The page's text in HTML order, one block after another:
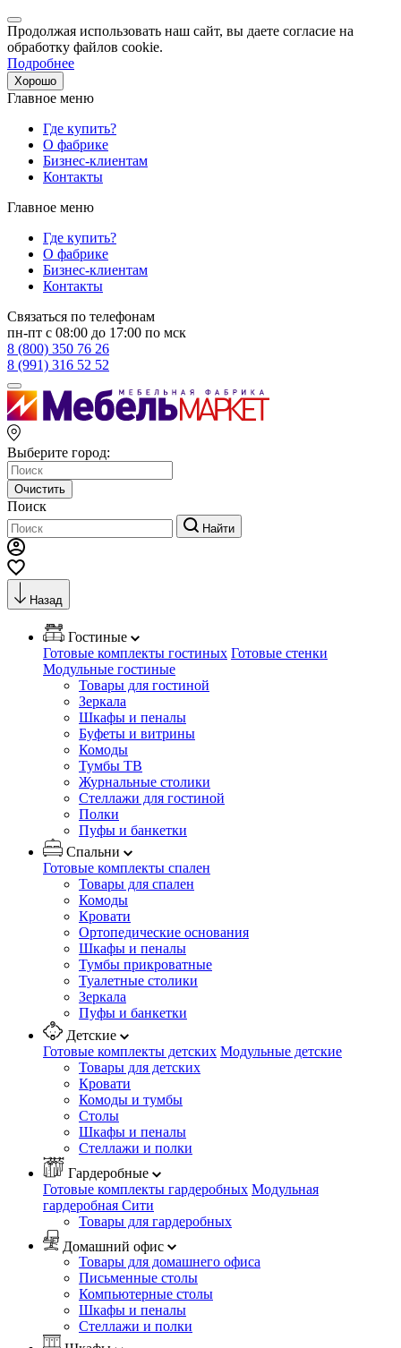
Продолжая использовать наш сайт, вы даете согласие на
обработку файлов cookie.
Подробнее
Хорошо
Главное меню
Где купить?
О фабрике
Бизнес-клиентам
Контакты
Главное меню
Где купить?
О фабрике
Бизнес-клиентам
Контакты
Связаться по телефонам
пн-пт с 08:00 до 17:00 по мск
8 (800) 350 76 26
8 (991) 316 52 52
Выберите город:
Очистить
Поиск
Найти
Назад
Гостиные
Готовые комплекты гостиных Готовые стенки
Модульные гостиные
Товары для гостиной
Зеркала
Шкафы и пеналы
Буфеты и витрины
Комоды
Тумбы ТВ
Журнальные столики
Стеллажи для гостиной
Полки
Пуфы и банкетки
Спальни
Готовые комплекты спален
Товары для спален
Комоды
Кровати
Ортопедические основания
Шкафы и пеналы
Тумбы прикроватные
Туалетные столики
Зеркала
Пуфы и банкетки
Детские
Готовые комплекты детских Модульные детские
Товары для детских
Кровати
Комоды и тумбы
Столы
Шкафы и пеналы
Стеллажи и полки
Гардеробные
Готовые комплекты гардеробных Модульная
гардеробная Сити
Товары для гардеробных
Домашний офис
Товары для домашнего офиса
Письменные столы
Компьютерные столы
Шкафы и пеналы
Стеллажи и полки